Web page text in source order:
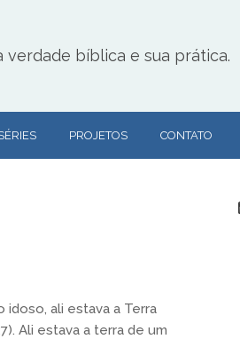
verdade bíblica e sua prática.
PROJETOS CONTATO
idoso, ali estava a Terra
Ali estava a terra de um